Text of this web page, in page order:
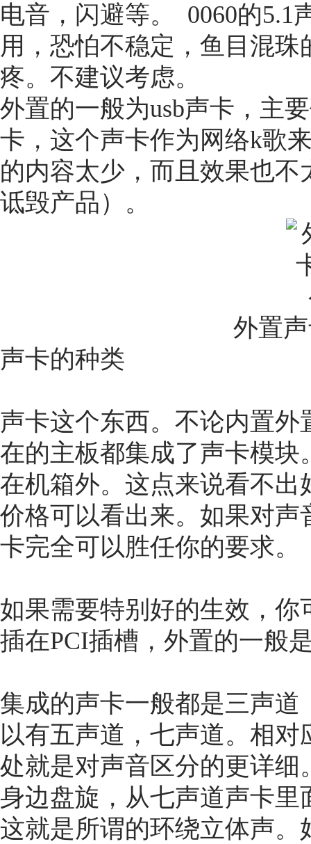
电音，闪避等。 0060的5.1
用，恐怕不稳定，鱼目混
疼。不建议考虑。
外置的一般为usb声卡，主
卡，这个声卡作为网络k歌
的内容太少，而且效果也
诋毁产品）。
外置
声卡的种类
声卡这个东西。不论内置
在的主板都集成了声卡模
在机箱外。这点来说看不
价格可以看出来。如果对
卡完全可以胜任你的要求。
如果需要特别好的生效，
插在PCI插槽，外置的一般
集成的声卡一般都是三声
以有五声道，七声道。相
处就是对声音区分的更详
身边盘旋，从七声道声卡
这就是所谓的环绕立体声